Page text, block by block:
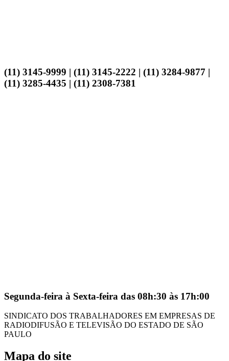
(11) 3145-9999 | (11) 3145-2222 | (11) 3284-9877 |
(11) 3285-4435 | (11) 2308-7381
Segunda-feira à Sexta-feira das 08h:30 às 17h:00
SINDICATO DOS TRABALHADORES EM EMPRESAS DE
RADIODIFUSÃO E TELEVISÃO DO ESTADO DE SÃO
PAULO
Mapa do site